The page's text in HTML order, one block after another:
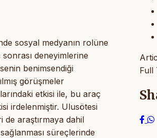
sosyal medyanın rolüne
deneyimlerine
benimsendiği
görüşmeler
etkisi ile, bu araç
irdelenmiştir. Ulusötesi
de araştırmaya dahil
süreçlerinde
Full